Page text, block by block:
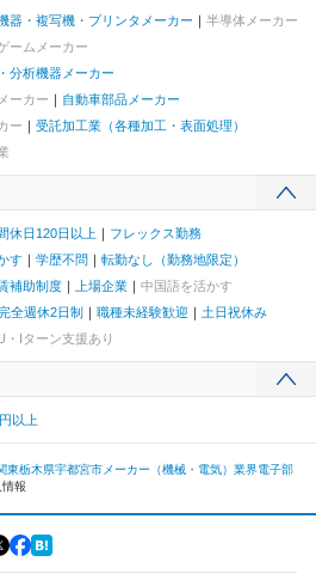
器・複写機・プリンタメーカー
半導体メーカー
ームメーカー
分析機器メーカー
ーカー
自動車部品メーカー
ー
受託加工業（各種加工・表面処理）
休日120日以上
フレックス勤務
す 学歴不問
転勤なし（勤務地限定）
補助制度 上場企業
中国語を活かす
全週休2日制 職種未経験歓迎
土日祝休み
・Iターン支援あり
以上
東栃木県宇都宮市 メーカー（機械・電気）業界電子部
報